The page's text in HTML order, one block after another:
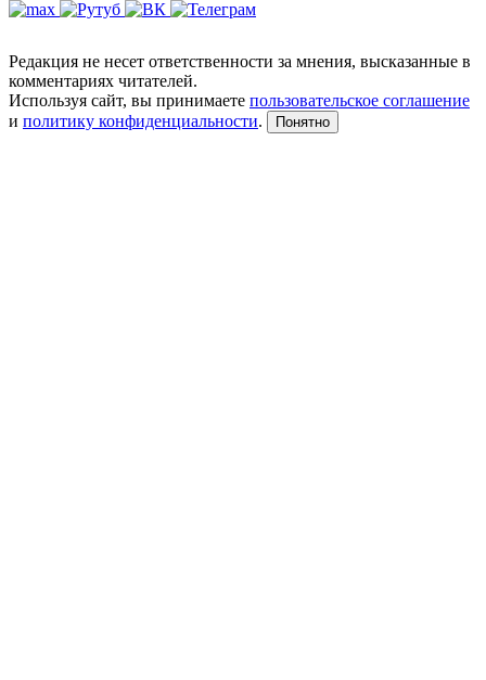
Редакция не несет ответственности за мнения, высказанные в
комментариях читателей.
Используя сайт, вы принимаете пользовательское соглашение
и политику конфиденциальности. Понятно